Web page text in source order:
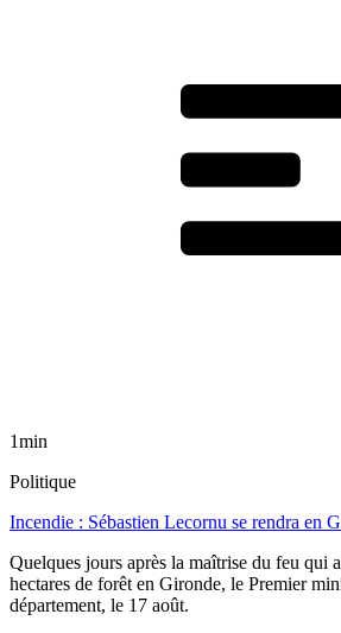
1min
Politique
Incendie : Sébastien Lecornu se rendra en
Quelques jours après la maîtrise du feu qui
hectares de forêt en Gironde, le Premier
département, le 17 août.